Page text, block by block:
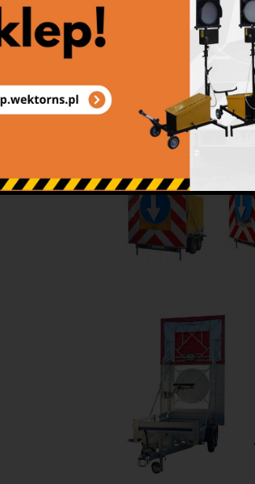
Wykonana z
która pokryta
paremetry
wytrzymałość na
temperaturę,
kolorów, nie
(proces
Standardowe